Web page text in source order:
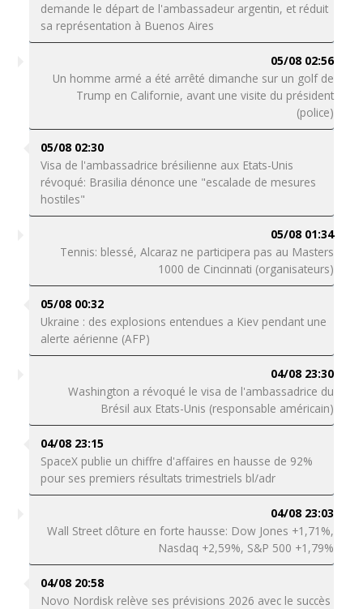
demande le départ de l'ambassadeur argentin, et réduit
sa représentation à Buenos Aires
05/08 02:56
Un homme armé a été arrêté dimanche sur un golf de
Trump en Californie, avant une visite du président
(police)
05/08 02:30
Visa de l'ambassadrice brésilienne aux Etats-Unis
révoqué: Brasilia dénonce une "escalade de mesures
hostiles"
05/08 01:34
Tennis: blessé, Alcaraz ne participera pas au Masters
1000 de Cincinnati (organisateurs)
05/08 00:32
Ukraine : des explosions entendues a Kiev pendant une
alerte aérienne (AFP)
04/08 23:30
Washington a révoqué le visa de l'ambassadrice du
Brésil aux Etats-Unis (responsable américain)
04/08 23:15
SpaceX publie un chiffre d'affaires en hausse de 92%
pour ses premiers résultats trimestriels bl/adr
04/08 23:03
Wall Street clôture en forte hausse: Dow Jones +1,71%,
Nasdaq +2,59%, S&P 500 +1,79%
04/08 20:58
Novo Nordisk relève ses prévisions 2026 avec le succès